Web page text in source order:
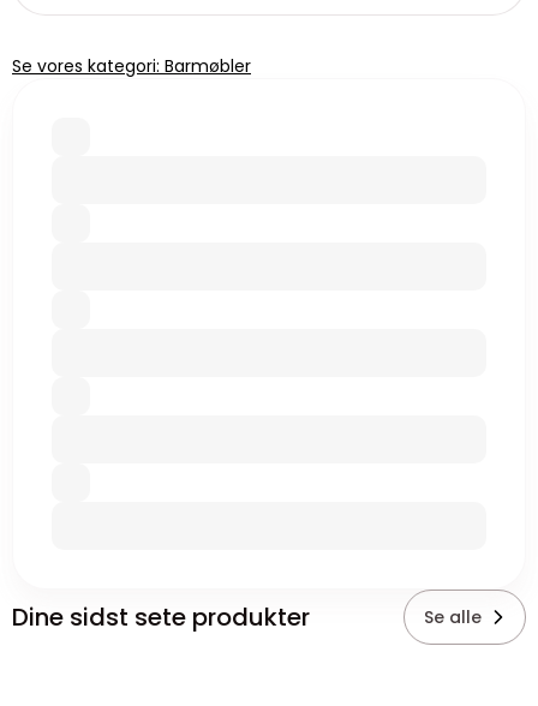
Se vores kategori: Barmøbler
Dine sidst sete produkter Se alle